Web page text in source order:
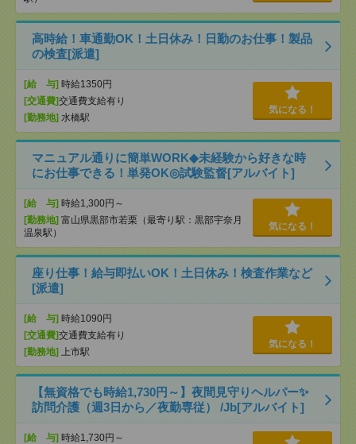
高時給！車通勤OK！土日休み！日勤のお仕事！製品
の検査[派遣]
[給 与] 時給1350円
[交通費]交通費支給有り
[勤務地] 水橋駅
気になる！
マニュアル通りに簡単WORK◆未経験から好きな時
にお仕事できる！単発OK◎試験監督[アルバイト]
[給 与] 時給1,300円～
[勤務地] 富山県黒部市若栗（最寄り駅：黒部宇奈月
温泉駅）
気になる！
座り仕事！給与即払いOK！土日休み！検査作業など
[派遣]
[給 与] 時給1090円
[交通費]交通費支給有り
[勤務地] 上市駅
気になる！
【無資格でも時給1,730円～】夜間見守りヘルパー✨
訪問介護（週3日から／夜勤専従） /Jb[アルバイト]
[給 与] 時給1,730円～